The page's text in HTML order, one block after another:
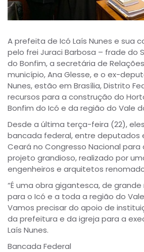
A prefeita de Icó Laís Nunes e sua
pelo frei Juraci Barbosa – frade do
do Bonfim, a secretária de
município, Ana Glesse, e o ex-
Nunes, estão em Brasília, Distrito
recursos para a construção do
Bonfim do Icó e da região do Vale
Desde a última terça-feira (22),
bancada federal, entre deputados
Ceará no Congresso Nacional
projeto grandioso, realizado por
engenheiros e arquitetos
“É uma obra gigantesca, de
para o Icó e a toda a região do
Vamos precisar do apoio de
da prefeitura e da igreja para a
Laís Nunes.
Bancada Federal